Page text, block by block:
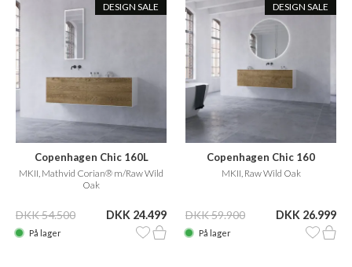
DESIGN SALE
Copenhagen Chic 160L
MKII, Mathvid Corian® m/Raw Wild
Oak
DKK 54.500 DKK 24.499
På lager
DESIGN SALE
Copenhagen Chic 160
MKII, Raw Wild Oak
DKK 59.900 DKK 26.999
På lager